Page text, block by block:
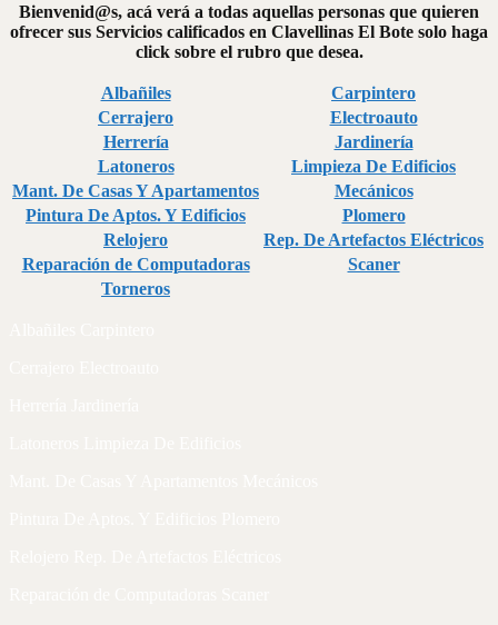
Bienvenid@s, acá verá a todas aquellas personas que quieren
ofrecer sus Servicios calificados en Clavellinas El Bote solo haga
click sobre el rubro que desea.
Albañiles
Carpintero
Cerrajero
Electroauto
Herrería
Jardinería
Latoneros
Limpieza De Edificios
Mant. De Casas Y Apartamentos
Mecánicos
Pintura De Aptos. Y Edificios
Plomero
Relojero
Rep. De Artefactos Eléctricos
Reparación de Computadoras
Scaner
Torneros